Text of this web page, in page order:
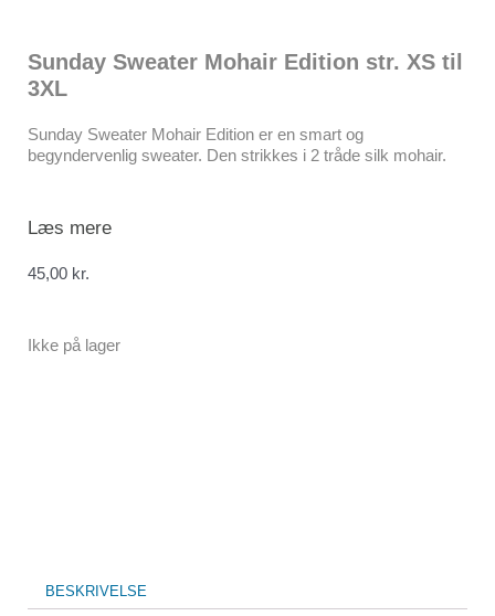
Sunday Sweater Mohair Edition str. XS til
3XL
Sunday Sweater Mohair Edition er en smart og
begyndervenlig sweater. Den strikkes i 2 tråde silk mohair.
Læs mere
45,00 kr.
Ikke på lager
BESKRIVELSE